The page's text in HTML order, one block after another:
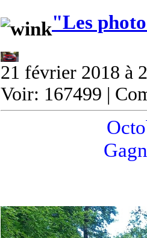
"Les
21 février 2018 à
Voir: 167499 |